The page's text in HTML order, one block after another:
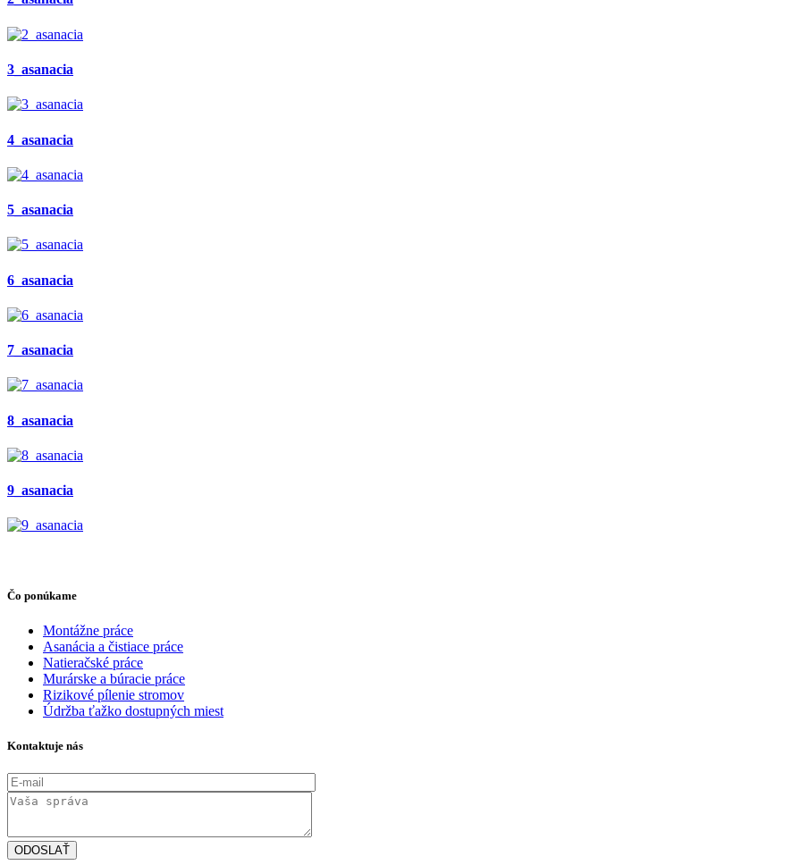
3_asanacia
4_asanacia
5_asanacia
6_asanacia
7_asanacia
8_asanacia
9_asanacia
Čo ponúkame
Montážne práce
Asanácia a čistiace práce
Natieračské práce
Murárske a búracie práce
Rizikové pílenie stromov
Údržba ťažko dostupných miest
Kontaktuje nás